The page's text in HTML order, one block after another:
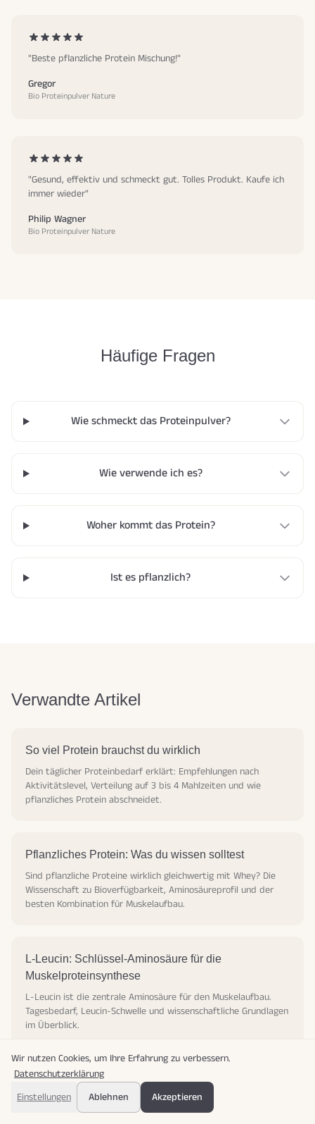
"Beste pflanzliche Protein Mischung!"
Gregor
Bio Proteinpulver Nature
"Gesund, effektiv und schmeckt gut. Tolles Produkt. Kaufe ich
immer wieder"
Philip Wagner
Bio Proteinpulver Nature
Häufige Fragen
Wie schmeckt das Proteinpulver?
Wie verwende ich es?
Woher kommt das Protein?
Ist es pflanzlich?
Verwandte Artikel
So viel Protein brauchst du wirklich
Dein täglicher Proteinbedarf erklärt: Empfehlungen nach
Aktivitätslevel, Verteilung auf 3 bis 4 Mahlzeiten und wie
pflanzliches Protein abschneidet.
Pflanzliches Protein: Was du wissen solltest
Sind pflanzliche Proteine wirklich gleichwertig mit Whey? Die
Wissenschaft zu Bioverfügbarkeit, Aminosäureprofil und der
besten Kombination für Muskelaufbau.
L-Leucin: Schlüssel-Aminosäure für die
Muskelproteinsynthese
L-Leucin ist die zentrale Aminosäure für den Muskelaufbau.
Tagesbedarf, Leucin-Schwelle und wissenschaftliche Grundlagen
im Überblick.
Wir nutzen Cookies, um Ihre Erfahrung zu verbessern.
Datenschutzerklärung
Einstellungen
Ablehnen Akzeptieren